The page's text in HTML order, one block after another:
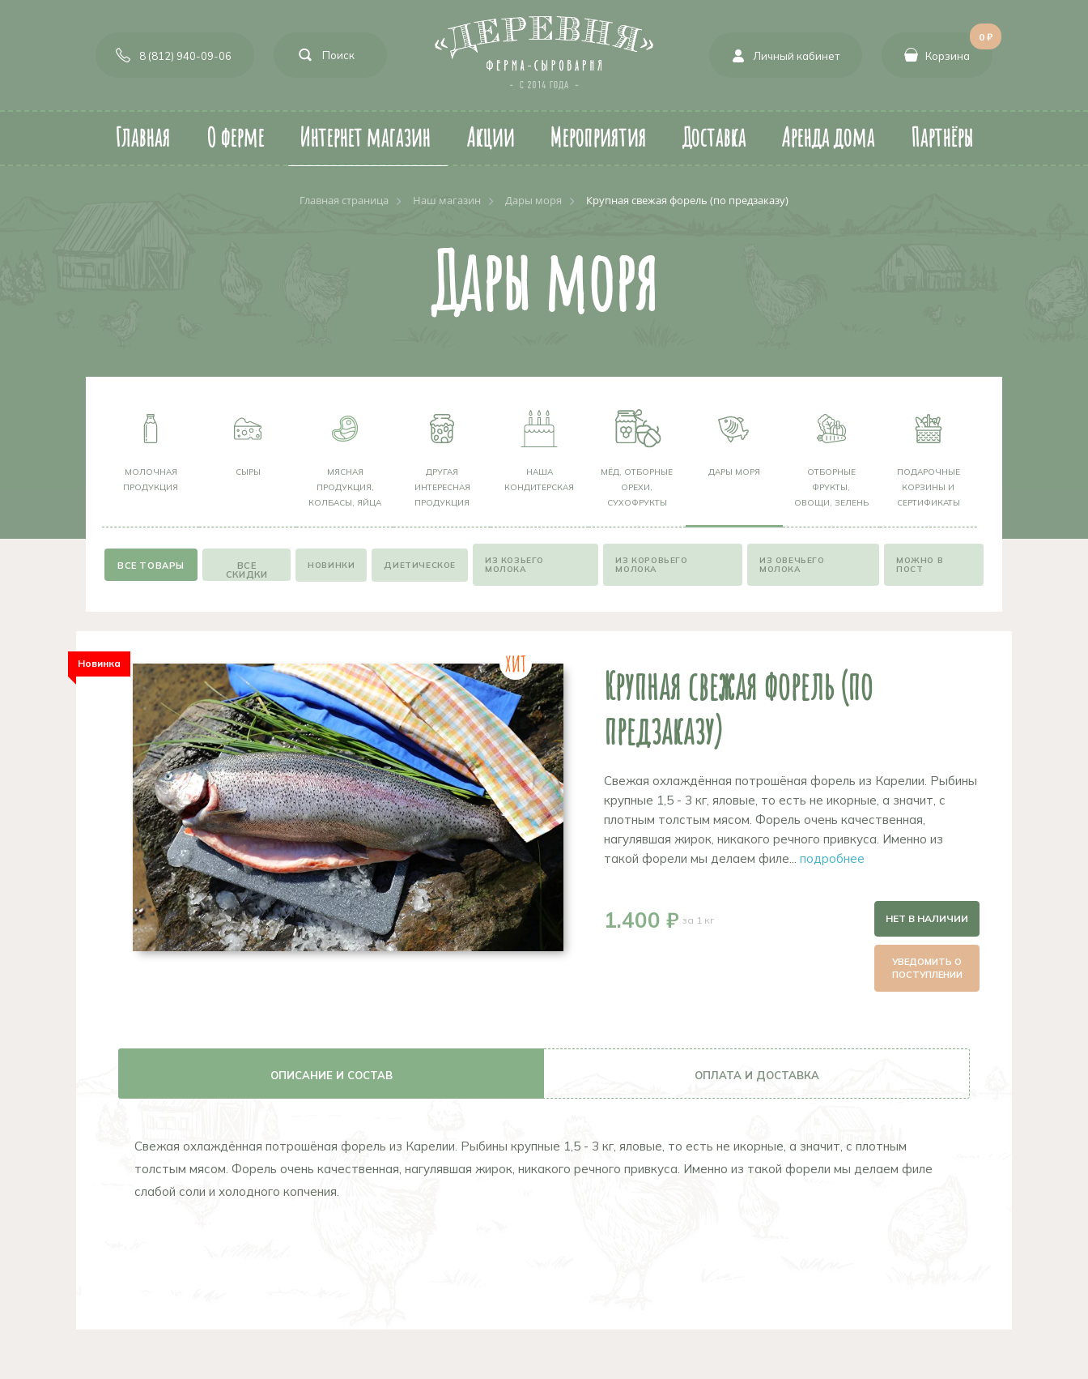
8 (812) 940-09-06 Личный кабинет
0 ₽
Корзина
Главная О ферме Интернет магазин Акции Мероприятия Доставка Аренда дома Партнёры
Главная страница Наш магазин Дары моря Крупная свежая форель (по предзаказу)
Дары моря
МОЛОЧНАЯ
ПРОДУКЦИЯ
СЫРЫ
МЯСНАЯ
ПРОДУКЦИЯ,
КОЛБАСЫ, ЯЙЦА
ДРУГАЯ
ИНТЕРЕСНАЯ
ПРОДУКЦИЯ
НАША
КОНДИТЕРСКАЯ
МЁД, ОТБОРНЫЕ
ОРЕХИ,
СУХОФРУКТЫ
ДАРЫ МОРЯ
ОТБОРНЫЕ
ФРУКТЫ,
ОВОЩИ, ЗЕЛЕНЬ
ПОДАРОЧНЫЕ
КОРЗИНЫ И
СЕРТИФИКАТЫ
ВСЕ
СКИДКИ
НОВИНКИ ДИЕТИЧЕСКОЕ
ИЗ КОЗЬЕГО
МОЛОКА
ИЗ КОРОВЬЕГО
МОЛОКА
ИЗ ОВЕЧЬЕГО
МОЛОКА
МОЖНО В
ПОСТ
Новинка
Крупная свежая форель (по
предзаказу)
Свежая охлаждённая потрошёная форель из Карелии. Рыбины
крупные 1,5 - 3 кг, яловые, то есть не икорные, а значит, с
плотным толстым мясом. Форель очень качественная,
нагулявшая жирок, никакого речного привкуса. Именно из
такой форели мы делаем филе... подробнее
1.400 ₽ за 1 кг НЕТ В НАЛИЧИИ
УВЕДОМИТЬ О
ПОСТУПЛЕНИИ
ОПИСАНИЕ И СОСТАВ ОПЛАТА И ДОСТАВКА
Свежая охлаждённая потрошёная форель из Карелии. Рыбины крупные 1,5 - 3 кг, яловые, то есть не икорные, а значит, с плотным
толстым мясом. Форель очень качественная, нагулявшая жирок, никакого речного привкуса. Именно из такой форели мы делаем филе
слабой соли и холодного копчения.